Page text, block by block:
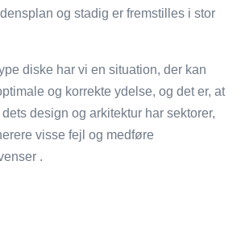
og stadig er fremstilles i stor
diske har vi en situation, der kan
og korrekte ydelse, og det er, at
design og arkitektur har sektorer,
visse fejl og medføre
.